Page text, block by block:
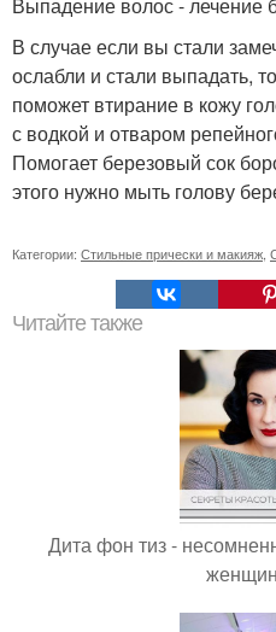
В случае если вы стали
ослабли и стали выпадать,
поможет втирание в кожу
с водкой и отваром
Помогает березовый сок
этого нужно мыть голову
Категории: Стильные прически и макияж
Читайте также
Дита фон тиз -